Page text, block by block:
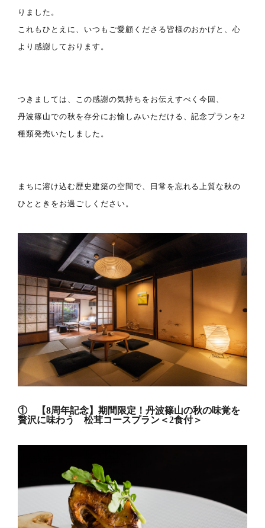
りました。
これもひとえに、いつもご愛顧くださる皆様のおかげと、心
より感謝しております。
つきましては、この感謝の気持ちをお伝えすべく今回、
丹波篠山での秋を存分にお愉しみいただける、記念プランを2
種類発売いたしました。
まちに溶け込む歴史建築の空間で、日常を忘れる上質な秋の
ひとときをお過ごしください。
① 【8周年記念】期間限定！丹波篠山の秋の味覚を
贅沢に味わう 松茸コースプラン＜2食付＞